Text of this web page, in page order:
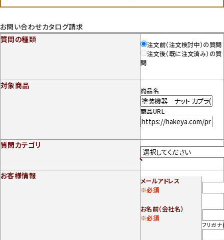
お問い合わせカタログ請求
質問の種類
注文前（注文検討中）の質問
注文後（既に注文済み）の質
問
対象商品
商品名
商品URL
質問カテゴリ
お客様情報
メールアドレス
※必須
お名前（会社名）
※必須
フリガ